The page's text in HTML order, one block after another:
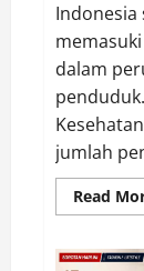
Indonesia
dalam
jumlah
Read